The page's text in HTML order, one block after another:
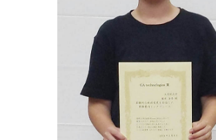
3. #KUTE VOICE エンジニアリーダーたちの声
4. 航空理工学専攻特設サイト
5. 遠隔授業リンク集